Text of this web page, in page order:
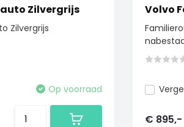
Zilvergrijs
Zilvergrijs
Op voorraad
Volvo
€ 895,-